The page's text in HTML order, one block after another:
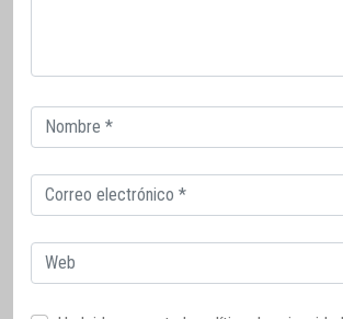
Correo
electrónico
Correo
electrónico
Web